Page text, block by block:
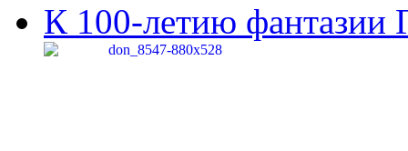
К 100-летию фантазии